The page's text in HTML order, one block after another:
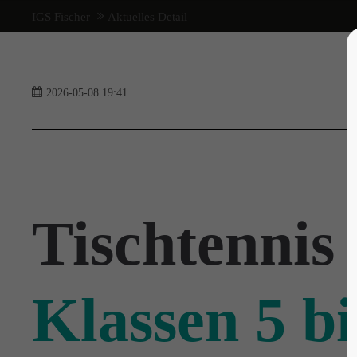
Benutzername
Anmelden
Lorem ipsum dolor sit
/
Mon - Fri 8:00am -
(GMT +1)
IGS Fischer Aktuelles Detail
2026-05-08 19:41
Tischtennis
Klassen 5